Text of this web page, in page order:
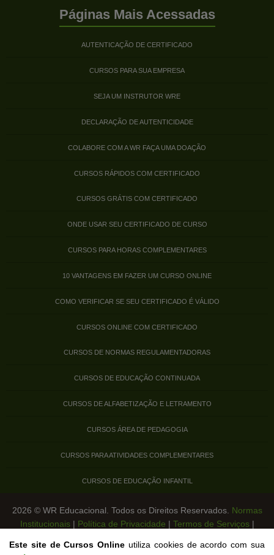
Páginas Mais Acessadas
AUTENTICAÇÃO DE CERTIFICADO
CURSOS PARA SUA EMPRESA
SEJA UM INSTRUTOR WRE
DECLARAÇÃO DE AUTENTICIDADE
COLABORE COM A WR FAÇA UMA DOAÇÃO
CURSOS RÁPIDOS COM CERTIFICADO
CURSOS GRÁTIS COM CERTIFICADO
ONDE USAR SEU CERTIFICADO DE CURSO
CURSOS PARA HORAS COMPLEMENTARES
10 VANTAGENS EM FAZER UM CURSO ONLINE
COMO VERIFICAR SE SEU CERTIFICADO É VÁLIDO
CURSOS ONLINE COM CERTIFICADO
CURSOS DE NORMAS REGULAMENTADORAS
CURSOS DE EDUCAÇÃO CONTINUADA
CURSOS DE ALFABETIZAÇÃO E LETRAMENTO
CURSOS ÁREA DE PEDAGOGIA
CURSOS PARA ATIVIDADES COMPLEMENTARES
CURSOS DE EDUCAÇÃO INFANTIL
2026 © WR Educacional. Todos os Direitos Reservados. Normas
Institucionais| Política de Privacidade | Termos de Serviços|
Este site de Cursos Online utiliza cookies de acordo com sua